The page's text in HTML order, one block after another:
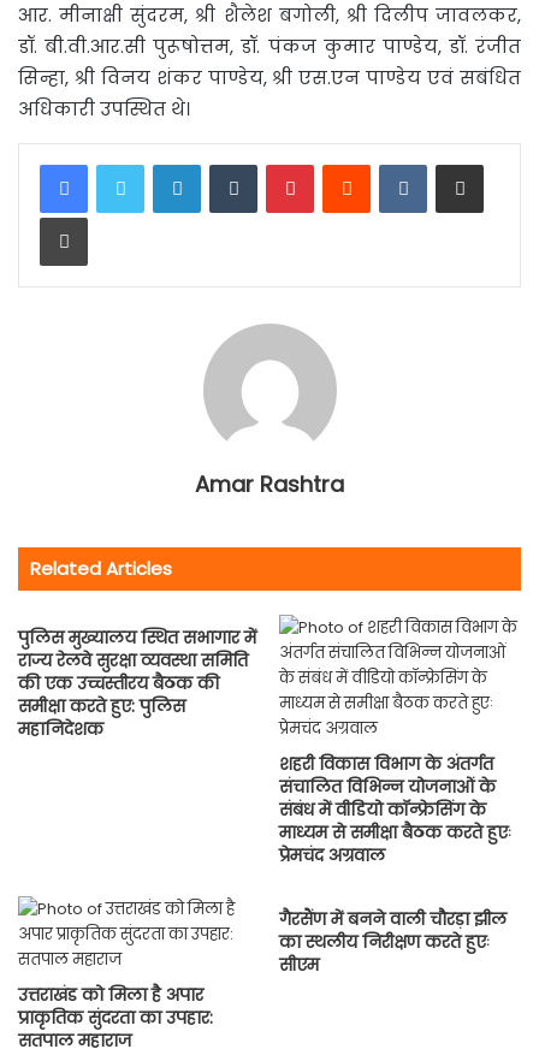
आर. मीनाक्षी सुंदरम, श्री शैलेश बगोली, श्री दिलीप जावलकर,
डॉ. बी.वी.आर.सी पुरूषोत्तम, डॉ. पंकज कुमार पाण्डेय, डॉ. रंजीत
सिन्हा, श्री विनय शंकर पाण्डेय, श्री एस.एन पाण्डेय एवं सबंधित
अधिकारी उपस्थित थे।
LinkedInTumblrPinterestReddit VKontakteShare via Email
Print
Amar Rashtra
Related Articles
पुलिस मुख्यालय स्थित सभागार में
राज्य रेलवे सुरक्षा व्यवस्था समिति
की एक उच्चस्तीरय बैठक की
समीक्षा करते हुए: पुलिस
महानिदेशक
शहरी विकास विभाग के अंतर्गत
संचालित विभिन्न योजनाओं के
संबंध में वीडियो कॉन्फ्रेसिंग के
माध्यम से समीक्षा बैठक करते हुएः
प्रेमचंद अग्रवाल
उत्तराखंड को मिला है अपार
प्राकृतिक सुंदरता का उपहार:
सतपाल महाराज
गैरसैंण में बनने वाली चौरड़ा झील
का स्थलीय निरीक्षण करते हुएः
सीएम